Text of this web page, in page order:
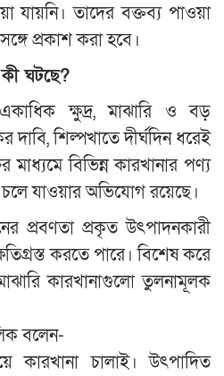
যায়নি। তাদের বক্তব্য পাওয়া
প্রকাশ করা হবে।
ঘটছে?
ক্ষুদ্র, মাঝারি ও বড়
দাবি, শিল্পখাতে দীর্ঘদিন ধরেই
বিভিন্ন কারখানার পণ্য
যাওয়ার অভিযোগ রয়েছে।
প্রবণতা প্রকৃত উৎপাদনকারী
করতে পারে। বিশেষ করে
কারখানাগুলো তুলনামূলক
বলেন-
কারখানা চালাই। উৎপাদিত